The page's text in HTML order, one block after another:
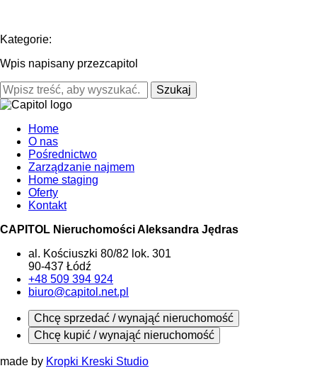
Kategorie:
Wpis napisany przezcapitol
Szukaj
Home
O nas
Pośrednictwo
Zarządzanie najmem
Home staging
Oferty
Kontakt
CAPITOL Nieruchomości Aleksandra Jędras
al. Kościuszki 80/82 lok. 301
90-437 Łódź
+48 509 394 924
biuro@capitol.net.pl
Chcę sprzedać / wynająć nieruchomość
Chcę kupić / wynająć nieruchomość
made by Kropki Kreski Studio